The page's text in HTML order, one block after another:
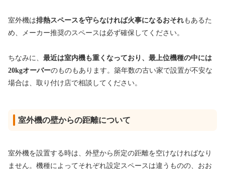
室外機は排熱スペースを守らなければ火事になるおそれもあるた
め、メーカー推奨のスペースは必ず確保してください。
ちなみに、 最近は室内機も重くなっており、最上位機種の中には
20kgオーバーのものもあります。築年数の古い家で設置が不安な
場合は、取り付け店で相談してください。
室外機の壁からの距離について
室外機を設置する時は、外壁から所定の距離を空けなければなり
ません。機種によってそれぞれ設定スペースは違うものの、おお